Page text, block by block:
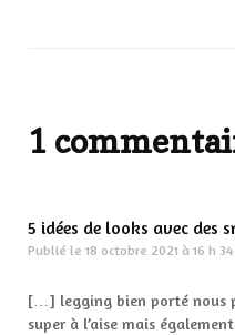
1
5 idées de looks avec des
Publié le 18 octobre 2021 à 16 h
[…] legging bien porté nous
super à l’aise mais